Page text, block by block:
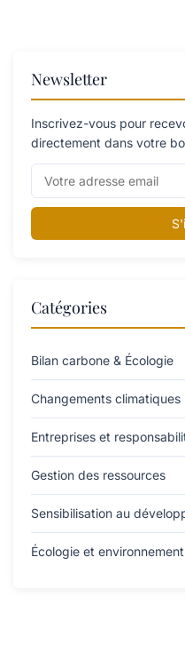
Newsletter
Inscrivez-vous pour
directement dans votre
Catégories
Bilan carbone & Écologie
Changements climatiques
Entreprises et
Gestion des ressources
Sensibilisation au
Écologie et environnement